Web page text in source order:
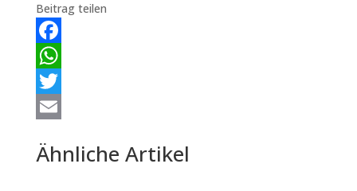
Beitrag teilen
Facebook
WhatsApp
Twitter
Ähnliche Artikel